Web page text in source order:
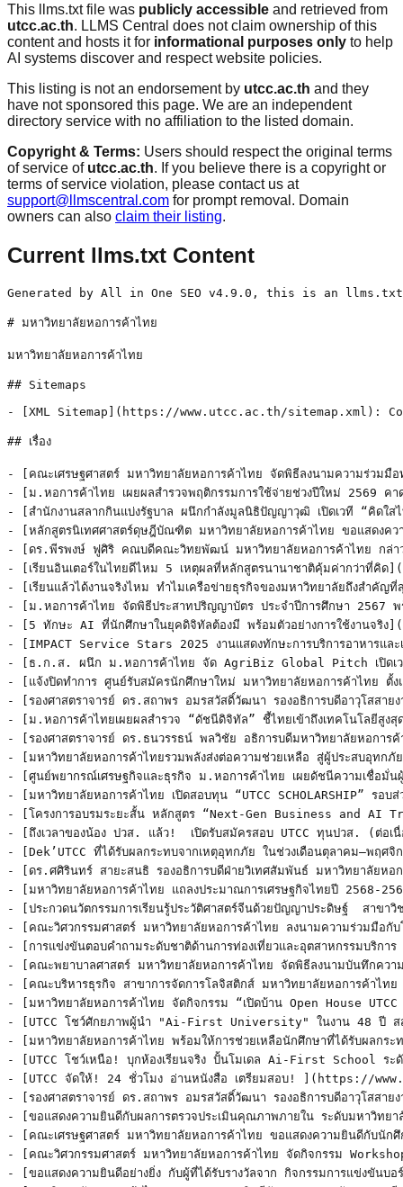
This llms.txt file was publicly accessible and retrieved from
utcc.ac.th. LLMS Central does not claim ownership of this
content and hosts it for informational purposes only to help
AI systems discover and respect website policies.
This listing is not an endorsement by utcc.ac.th and they
have not sponsored this page. We are an independent
directory service with no affiliation to the listed domain.
Copyright & Terms: Users should respect the original terms
of service of utcc.ac.th. If you believe there is a copyright or
terms of service violation, please contact us at
support@llmscentral.com for prompt removal. Domain
owners can also claim their listing.
Current llms.txt Content
Generated by All in One SEO v4.9.0, this is an llms.txt file, used by LLMs to index the site.

# มหาวิทยาลัยหอการค้าไทย

มหาวิทยาลัยหอการค้าไทย

## Sitemaps

- [XML Sitemap](https://www.utcc.ac.th/sitemap.xml): Contains all public & indexable URLs for this website.

## เรื่อง

- [คณะเศรษฐศาสตร์ มหาวิทยาลัยหอการค้าไทย จัดพิธีลงนามความร่วมมือทางวิชาการ ระหว่างมหาวิทยาลัยหอการค้าไทย กับบริษัท เมืองไทยประกันชีวิต จำกัด (มหาชน)](https://www.utcc.ac.th/utcc-econ-mou-muangthai-life/) - คณะเศรษฐศาสตร์ มหาวิทยาลัยหอการค้าไทย จัดพิธีลงนามความร
- [ม.หอการค้าไทย เผยผลสำรวจพฤติกรรมการใช้จ่ายช่วงปีใหม่ 2569 คาดเงินสะพัดกว่า 1.11 แสนล้านบาท สูงสุดในรอบ 6 ปี](https://www.utcc.ac.th/utcc-economic-survey-newyear-2569/) - มหาวิทยาลัยหอการค้าไทย โดยศูนย์พยากรณ์เศรษฐกิจและธุรกิจ
- [สำนักงานสลากกินแบ่งรัฐบาล ผนึกกำลังมูลนิธิปัญญาวุฒิ เปิดเวที “คิดใสไทยแลนด์ ซีซั่น 9” สร้างพลังเยาวชนไทย เท่ได้โดยไม่พึ่งการพนัน](https://www.utcc.ac.th/kidsaithailand-season9/) - สำนักงานสลากกินแบ่งรัฐบาล ผนึกกำลังมูลนิธิปัญญาวุฒิ เปิ
- [หลักสูตรนิเทศศาสตร์ดุษฎีบัณฑิต มหาวิทยาลัยหอการค้าไทย ขอแสดงความยินดีแก่ดุษฎีบัณฑิตใหม่ หลักสูตรนิเทศศาสตร์การตลาด ในพิธีประสาทปริญญาบัตร ปีการศึกษา 2567](https://www.utcc.ac.th/phd-marketing-commencement-68/) - หลักสูตรนิเทศศาสตร์ดุษฎีบัณฑิต มหาวิทยาลัยหอการค้าไทย ข
- [ดร.พีรพงษ์ ฟูศิริ คณบดีคณะวิทยพัฒน์ มหาวิทยาลัยหอการค้าไทย กล่าวเปิดงานเสวนาและมอบรางวัลให้กับผู้เข้าร่วมโครงการผู้มีส่วนได้ส่วนเสียที่สนับสนุนการพัฒนาการเรียนรู้ อย่างยั่งยืน](https://www.utcc.ac.th/utcc-sustainable-learning-awards/) - ดร.พีรพงษ์ ฟูศิริ คณบดีคณะวิทยพัฒน์ มหาวิทยาลัยหอการค้า
- [เรียนอินเตอร์ในไทยดีไหม 5 เหตุผลที่หลักสูตรนานาชาติคุ้มค่ากว่าที่คิด](https://www.utcc.ac.th/5-reasons-study-international-thailand/) - เรียนอินเตอร์ในไทยดีไหม? 5 เหตุผลที่หลักสูตรนานาชาติคุ้
- [เรียนแล้วได้งานจริงไหม ทำไมเครือข่ายธุรกิจของมหาวิทยาลัยถึงสำคัญที่สุดในยุคนี้](https://www.utcc.ac.th/university-business-network-career-success/) - เรียนแล้วได้งานจริง? ทำไมการเลือกมหาวิทยาลัยที่มีเครือข
- [ม.หอการค้าไทย จัดพิธีประสาทปริญญาบัตร ประจำปีการศึกษา 2567 พร้อมมอบปริญญาดุษฎีบัณฑิตกิตติมศักดิ์แก่ 3 ผู้ทรงคุณวุฒิระดับประเทศ](https://www.utcc.ac.th/utcc-honorary-doctorate-2567/) - มหาวิทยาลัยหอการค้าไทย กำหนดจัดพิธีประสาทปริญญาบัตร ประ
- [5 ทักษะ AI ที่นักศึกษาในยุคดิจิทัลต้องมี พร้อมตัวอย่างการใช้งานจริง](https://www.utcc.ac.th/5-ai-skills-students-must-have/) - 5 ทักษะ AI ที่นักศึกษาในยุคดิจิทัลต้องมี ในยุคดิจิทัลที
- [IMPACT Service Stars 2025 งานแสดงทักษะการบริการอาหารและเครื่องดื่ม พร้อมบูธประชาสัมพันธ์หลักสูตรด้านการท่องเที่ยวและการบริการ จากสถาบันอุดมศึกษาชั้นนำของประเทศไทย](https://www.utcc.ac.th/impact-service-stars-2025/) - IMPACT Service Stars 2025 วันพุธที่ 17 ธันวาคม 2568 ณ I
- [ธ.ก.ส. ผนึก ม.หอการค้าไทย จัด AgriBiz Global Pitch เปิดเวทีปั้นเกษตรกรไทยสู่ตลาดโลก คัด 5 ธุรกิจลุย FOODEX JAPAN](https://www.utcc.ac.th/agribiz-foodedx-japan/) - ธนาคารเพื่อการเกษตรและสหกรณ์การเกษตร (ธ.ก.ส.) ร่วมกับ บ
- [แจ้งปิดทำการ ศูนย์รับสมัครนักศึกษาใหม่ มหาวิทยาลัยหอการค้าไทย ตั้งแต่วันที่ 25 ธันวาคม 2568 – 4 มกราคม 2569 #DEK69 ไม่ต้องกังวล! ยังสามารถสมัครเรียนผ่านระบบ ออนไลน์ได้ตลอด 24 ชั่วโมง](https://www.utcc.ac.th/utcc-dek69-online-apply/) - แจ้งปิดทำการ ศูนย์รับสมัครนักศึกษาใหม่ มหาวิทยาลัยหอการ
- [รองศาสตราจารย์ ดร.สถาพร อมรสวัสดิ์วัฒนา รองอธิการบดีอาวุโสสายงานบริหารและการเงิน รับมอบทุนการศึกษาจาก คุณรภัสษร ฮุนพงษ์สิมานนท์ กรรมการบริหาร บริษัท วันมอร์ลิงค์ จำกัด (ผู้เข้าอบรมหลักสูตร TEPCoT17)](https://www.utcc.ac.th/utcc-tepcot17-scholarship/) - รองศาสตราจารย์ ดร.สถาพร อมรสวัสดิ์วัฒนา รองอธิการบดีอาว
- [ม.หอการค้าไทยเผยผลสำรวจ “ดัชนีดิจิทัล” ชี้ไทยเข้าถึงเทคโนโลยีสูงสุดในอาเซียน แต่ทักษะใช้งานจริงยังตามหลังนานาชาติ](https://www.utcc.ac.th/utcc-digital-index-2568/) - ม.หอการค้าไทยเผยผลสำรวจ “ดัชนีดิจิทัล” ชี้ไทยเข้าถึงเทค
- [รองศาสตราจารย์ ดร.ธนวรรธน์ พลวิชัย อธิการบดีมหาวิทยาลัยหอการค้าไทย ร่วมแสดงความยินดีในโอกาสเปิดร้าน Starbucks สาขาใหม่ ณ มหาวิทยาลัยหอการค้าไทย](https://www.utcc.ac.th/utcc-starbucks-opening/) - รองศาสตราจารย์ ดร.ธนวรรธน์ พลวิชัย อธิการบดีมหาวิทยาลัย
- [มหาวิทยาลัยหอการค้าไทยรวมพลังส่งต่อความช่วยเหลือ สู่ผู้ประสบอุทกภัยในภาคใต้](https://www.utcc.ac.th/utcc-flood-relief-south/) - มหาวิทยาลัยหอการค้าไทย โดย ชมรมค่ายอาสาพัฒนาชนบท จัดตั้
- [ศูนย์พยากรณ์เศรษฐกิจและธุรกิจ ม.หอการค้าไทย เผยดัชนีความเชื่อมั่นผู้บริโภค พ.ย. 2568 ดีขึ้นต่อเนื่องเป็นเดือนที่ 3](https://www.utcc.ac.th/utcc-consumer-index-nov2568/) - ศูนย์พยากรณ์เศรษฐกิจและธุรกิจ มหาวิทยาลัยหอการค้าไทย แถ
- [มหาวิทยาลัยหอการค้าไทย เปิดสอบทุน “UTCC SCHOLARSHIP” รอบส่วนกลาง ประจำปีการศึกษา 2569](https://www.utcc.ac.th/utcc-scholarship-central-2569/) - มหาวิทยาลัยหอการค้าไทย เปิดสอบทุน “UTCC SCHOLARSHIP” รอ
- [โครงการอบรมระยะสั้น หลักสูตร “Next-Gen Business and AI Transformation under Disruptive Technology”](https://www.utcc.ac.th/ai-transformation-course/) - คณะเศรษฐศาสตร์ และศูนย์วิจัยเศรษฐกิจดิจิทัล การลงทุน แล
- [ถึงเวลาของน้อง ปวส. แล้ว!  เปิดรับสมัครสอบ UTCC ทุนปวส. (ต่อเนื่อง 2 ปี) ประจำปีการศึกษา 2569](https://www.utcc.ac.th/utcc-hvc-scholarship-69/) - ถึงเวลาของน้อง ปวส. แล้ว! เปิดรับสมัครสอบ UTCC ทุนปวส.
- [Dek’UTCC ที่ได้รับผลกระทบจากเหตุอุทกภัย ในช่วงเดือนตุลาคม–พฤศจิกายน 2568](https://www.utcc.ac.th/dekutcc-flood-2568/) - Dek’UTCC ที่ได้รับผลกระทบจากเหตุอุทกภัย ในช่วงเดือนตุลา
- [ดร.ศศิรินทร์ สายะสนธิ รองอธิการบดีฝ่ายวิเทศสัมพันธ์ มหาวิทยาลัยหอการค้าไทย ให้การต้อนรับ Prof. YE Linxiang, Member of the Standing Committee of the Party Committee, Vice President รวมถึงคณะผู้แทนจาก Nanjing University of Finance and Economics (NUFE)](https://www.utcc.ac.th/utcc-nufe-visit/) - ดร.ศศิรินทร์ สายะสนธิ รองอธิการบดีฝ่ายวิเทศสัมพันธ์ มหา
- [มหาวิทยาลัยหอการค้าไทย แถลงประมาณการเศรษฐกิจไทยปี 2568-2569 พร้อมประเมินผลกระทบจากสถานการณ์น้ำท่วมภาคใต้](https://www.utcc.ac.th/utcc-economic-forecast-2568-69/) - มหาวิทยาลัยหอการค้าไทย แถลงประมาณการเศรษฐกิจไทยปี 2568-
- [ประกวดนวัตกรรมการเรียนรู้ประวัติศาสตร์